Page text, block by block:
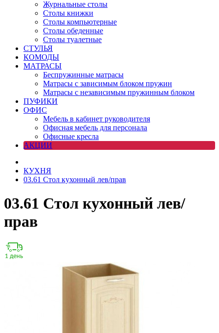
Журнальные столы
Столы книжки
Столы компьютерные
Столы обеденные
Столы туалетные
СТУЛЬЯ
КОМОДЫ
МАТРАСЫ
Беспружинные матрасы
Матрасы с зависимым блоком пружин
Матрасы с независимым пружинным блоком
ПУФИКИ
ОФИС
Мебель в кабинет руководителя
Офисная мебель для персонала
Офисные кресла
АКЦИИ
КУХНЯ
03.61 Стол кухонный лев/прав
03.61 Стол кухонный лев/
прав